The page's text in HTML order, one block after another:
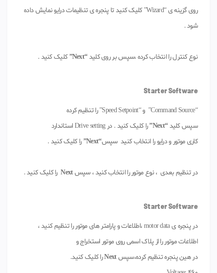
روی گزینه ی “Wizard” کلیک کنید تا پنجره ی تنظیمات درایو نمایش داده
شود .
نوع کنترل را انتخاب کرده ،سپس بر روی کلید“Next” کلیک کنید .
Starter Software
“Command Source” و “Speed Setpoint” را تنظیم کرده
سپس کلید“Next”
را کلیک کنید . در Drive setting استاندارد
کاری موتور و درایو را انتخاب کنید سپس“Next” را کلیک کنید .
در تنظیم بعدی ، نوع موتور را انتخاب کنید ، سپسNext را کلیک کنید .
Starter Software
در پنجره ی motor data ،اطلاعات و پارامتر های موتور را تنظیم کنید ،
اطلاعات موتور را از پلاک اسمی روی موتور استخراج و
در هین پنجره تنظیم کرده،سپسNextرا کلیک کنید.